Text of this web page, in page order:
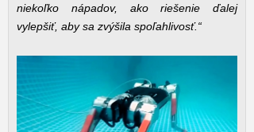
niekoľko nápadov, ako riešenie ďalej
vylepšiť, aby sa zvýšila spoľahlivosť.“